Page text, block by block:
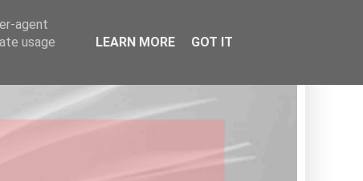
agent
usage
LEARN MORE GOT IT